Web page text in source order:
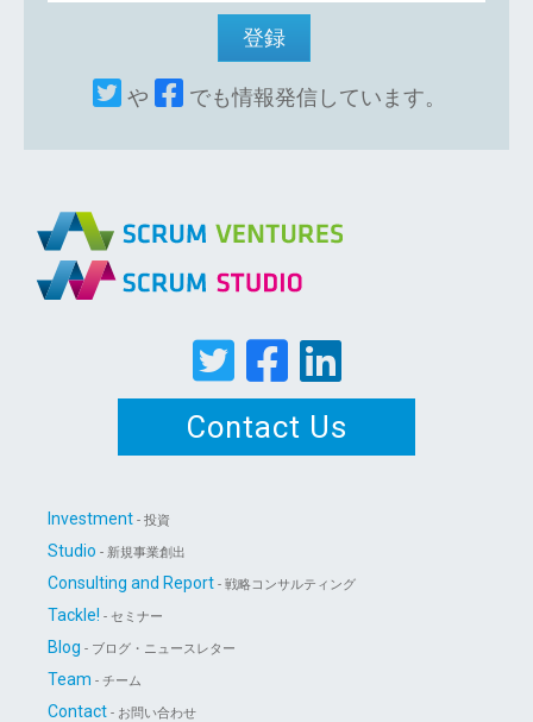
や でも情報発信しています。
Contact Us
Investment - 投資
Studio - 新規事業創出
Consulting and Report - 戦略コンサルティング
Tackle! - セミナー
Blog - ブログ・ニュースレター
Team - チーム
Contact - お問い合わせ